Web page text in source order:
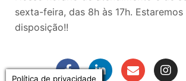
sexta-feira, das 8h às 17h. Estaremos
disposição!!
Política de privacidade